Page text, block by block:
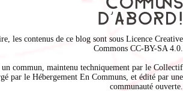
les contenus de ce blog sont sous Licence Creative
Commons CC-BY-SA 4.0
un commun, maintenu techniquement par le Collectif
par le Hébergement En Communs , et édité par une
communauté ouverte.